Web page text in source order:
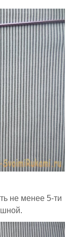
не менее 5-ти